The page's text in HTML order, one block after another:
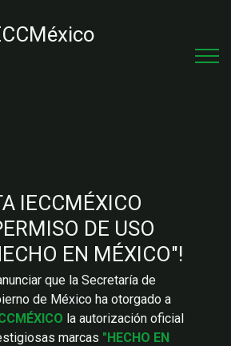
México
IECCMÉXICO
DE USO
EN MÉXICO"!
que la Secretaría de
de México ha otorgado a
la autorización oficial
marcas "HECHO EN